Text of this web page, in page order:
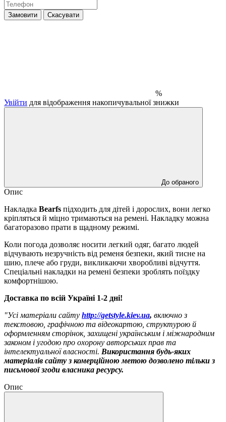
Замовити Скасувати
%
Увійти для відображення накопичувальної знижки
До обраного
Опис
Накладка Bearfs підходить для дітей і дорослих, вони легко
кріпляться й міцно тримаються на ремені. Накладку можна
багаторазово прати в щадному режимі.
Коли погода дозволяє носити легкий одяг, багато людей
відчувають незручність від ременя безпеки, який тисне на
шию, плече або груди, викликаючи хворобливі відчуття.
Спеціальні накладки на ремені безпеки зроблять поїздку
комфортнішою.
Доставка по всій Україні 1-2 дні!
"Усі матеріали сайту http://getstyle.kiev.ua, включно з
текстовою, графічною та відеокартою, структурою й
оформленням сторінок, захищені українським і міжнародним
законом і угодою про охорону авторських прав та
інтелектуальної власності. Використання будь-яких
матеріалів сайту з комерційною метою дозволено тільки з
письмової згоди власника ресурсу.
Опис